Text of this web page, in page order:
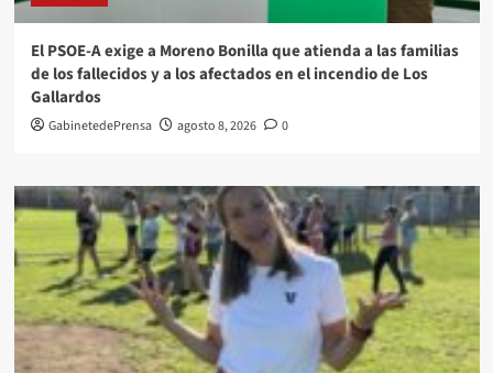
El PSOE-A exige a Moreno Bonilla que atienda a las familias
de los fallecidos y a los afectados en el incendio de Los
Gallardos
GabinetedePrensa agosto 8, 2026 0